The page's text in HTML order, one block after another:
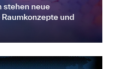
stehen neue
und